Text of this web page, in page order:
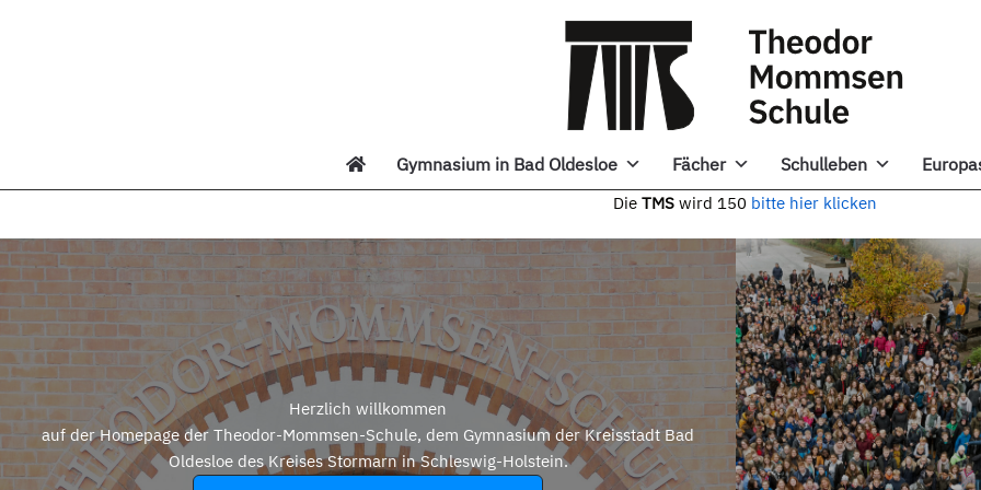
Gymnasium in Bad Oldesloe Fächer Schulleben
Die TMS wird 150 bitte hier klicken
Herzlich willkommen
auf der Homepage der Theodor-Mommsen-Schule, dem Gymnasium der Kreisstadt Bad
Oldesloe des Kreises Stormarn in Schleswig-Holstein.